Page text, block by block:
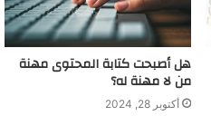
هل أصبحت كتابة المحتوى مهنة
من لا مهنة له؟
أكتوبر 28, 2024